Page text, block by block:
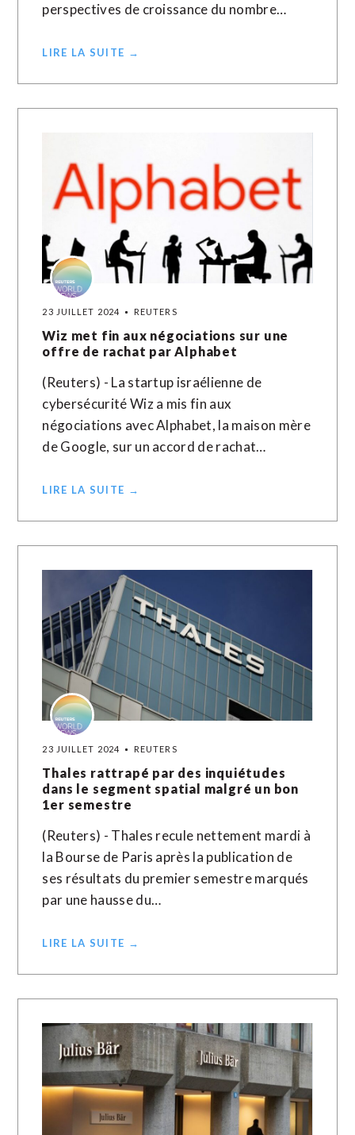
perspectives de croissance du nombre…
LIRE LA SUITE →
23 JUILLET 2024 REUTERS
Wiz met fin aux négociations sur une
offre de rachat par Alphabet
(Reuters) - La startup israélienne de
cybersécurité Wiz a mis fin aux
négociations avec Alphabet, la maison mère
de Google, sur un accord de rachat…
LIRE LA SUITE →
23 JUILLET 2024 REUTERS
Thales rattrapé par des inquiétudes
dans le segment spatial malgré un bon
1er semestre
(Reuters) - Thales recule nettement mardi à
la Bourse de Paris après la publication de
ses résultats du premier semestre marqués
par une hausse du…
LIRE LA SUITE →